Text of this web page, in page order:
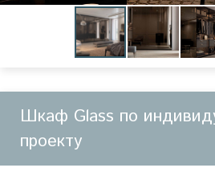
Шкаф Glass по
проекту